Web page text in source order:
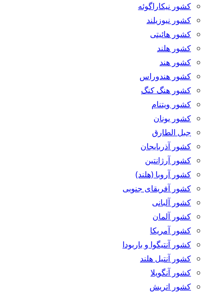
کشور نیکاراگوئه
کشور نیوزیلند
کشور هائیتی
کشور هلند
کشور هند
کشور هندوراس
کشور هنگ کنگ
کشور ویتنام
کشور یونان
جبل الطارق
کشور آذربایجان
کشور آرژانتین
کشور آروبا (هلند)
کشور آفریقای جنوبی
کشور آلبانی
کشور آلمان
کشور آمریکا
کشور آنتیگوا و باربودا
کشور آنتیل هلند
کشور آنگویلا
کشور اتریش